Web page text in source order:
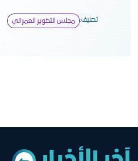
تصنيف: مجلس التطوير العمراني